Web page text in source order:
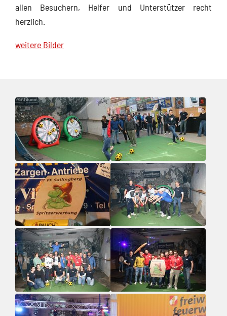
allen Besuchern, Helfer und Unterstützer recht
herzlich.
weitere Bilder